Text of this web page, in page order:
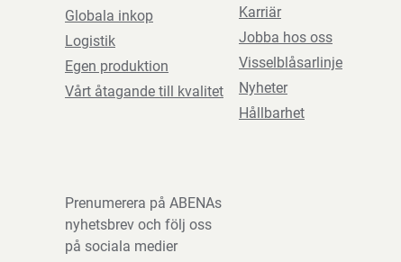
Globala inkop
Logistik
Egen produktion
Vårt åtagande till kvalitet
Karriär
Jobba hos oss
Visselblåsarlinje
Nyheter
Hållbarhet
Prenumerera på ABENAs
nyhetsbrev och följ oss
på sociala medier